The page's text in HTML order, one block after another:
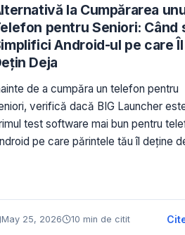
la Cumpărarea
pentru Seniori: Când
Android-ul pe care Îl
Deja
de a cumpăra un telefon pentru
verifică dacă BIG Launcher
test software mai bun pentru
pe care părintele tău îl deține
May 25, 2026 10 min de citit